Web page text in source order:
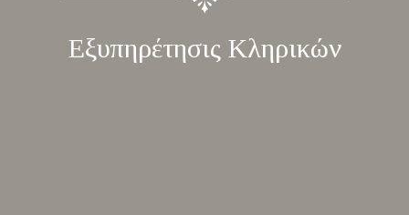
Εξυπηρέτησις Κληρικών